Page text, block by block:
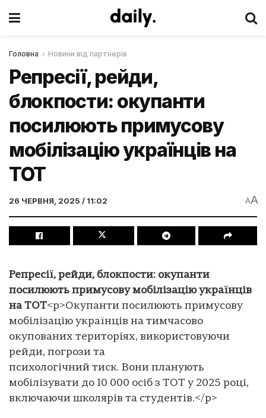
Головна Новини від партнерів
Репресії, рейди,
блокпости: окупанти
посилюють примусову
мобілізацію українців на
ТОТ
26 ЧЕРВНЯ, 2025 / 11:02 AA
Репресії, рейди, блокпости: окупанти
посилюють примусову мобілізацію українців
на ТОТ<p>Окупанти посилюють примусову
мобілізацію українців на тимчасово
окупованих територіях, використовуючи
рейди, погрози та
психологічний тиск. Вони планують
мобілізувати до 10 000 осіб з ТОТ у 2025 році,
включаючи школярів та студентів.</p>